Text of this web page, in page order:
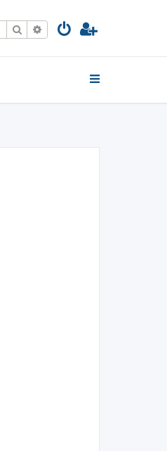
Ara Gelişmiş arama